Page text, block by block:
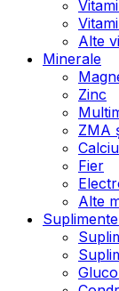
Alte
Minerale
Zinc
ZMA
Calciu
Fier
Alte